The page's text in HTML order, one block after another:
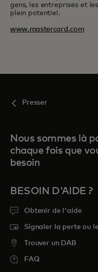
gens, les entreprises et
plein potentiel.
www.mastercard.com
Presser
Nous sommes là
chaque fois que
besoin
BESOIN D'AIDE ?
Obtenir de l'aide
Signaler la perte ou
Trouver un DAB
FAQ